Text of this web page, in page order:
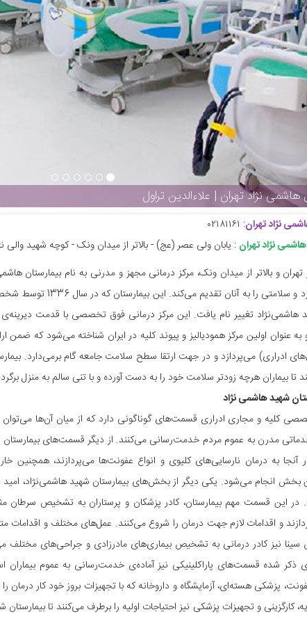
تراول
نژاد تهران: ۰۲۱۸۱۱۶۱
نژاد تهران : یابان ولی عصر (عج) - بالاتر از میدان ونک - کوچه شهید والی نژاد - کد
و بالاتر از میدان ونک، مرکز درمانی مجهز و مدرنی به نام بیمارستان
غیرایرانی می‌پردازد و
شهید هاشمی‌نژاد تغییر نام یافت. این مرکز درمانی فوق تخصصی با قدمت
به عنوان اولین مرکز همودیالیز و پیوند کلیه در ایران شناخته می‌شود که
ادراری) می‌پردازد و در جهت ارتقا سطح سلامت جامعه گام برمی‌دارد.
بیماران هرچه زودتر سلامت خود را به دست آورده و با تنی سالم به منزل
شهید هاشمی نژاد
مدرن به عموم مردم خدمت‌رسانی می‌کنند. از دیگر قسمت‌های
آنجا به درمان نارسایی‌های کلیوی و انواع عفونت‌ها می‌پردازند، همچنین
انجام می‌شود. یکی دیگر از بخش‌های بیمارستان شهید هاشمی‌نژاد، امید
در این قسمت مهم بیمارستان، کادر پزشکان و پرستاران به تشخیص سرطان
و اقدامات لازم جهت درمان را شروع می‌کنند. عمل‌های مختلف و
نیز کادر درمانی به تشخیص بیماری‌های مادرزادی و جراحی‌های مختلف
شده قسمت‌های پاراکلینیکی نیز آماده‌ی خدمت‌رسانی به عموم بیماران
پزشکی هسته‌ای، آزمایشگاه و داروخانه که با تجهیزات بروز خود کار
کارگزینی و تجهیزات پزشکی نیز احتیاجات اولیه را برطرف می‌کنند تا